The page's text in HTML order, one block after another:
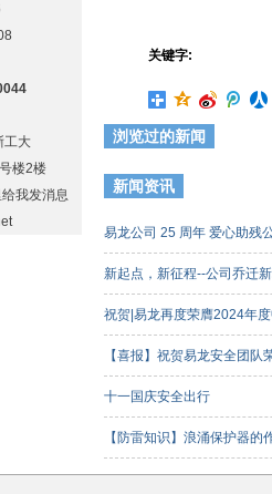
工大
楼2楼
关键字:
浏览过的新闻
新闻资讯
易龙公司 25 周年 爱心助残
新起点，新征程--公司乔迁
祝贺|易龙再度荣膺2024年
【喜报】祝贺易龙安全团队
十一国庆安全出行
【防雷知识】浪涌保护器的